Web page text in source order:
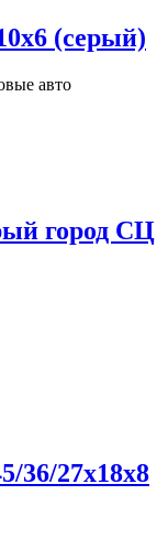
(серый)
авто
город СЦ
36/27x18x8